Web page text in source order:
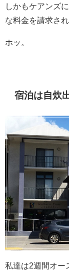
しかもケアンズ
な料金を請求さ
ホッ。
宿泊は自炊
私達は2週間オー